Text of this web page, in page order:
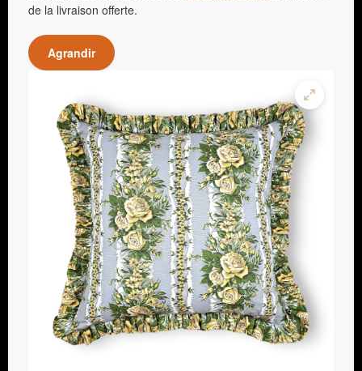
de la livraison offerte.
Agrandir